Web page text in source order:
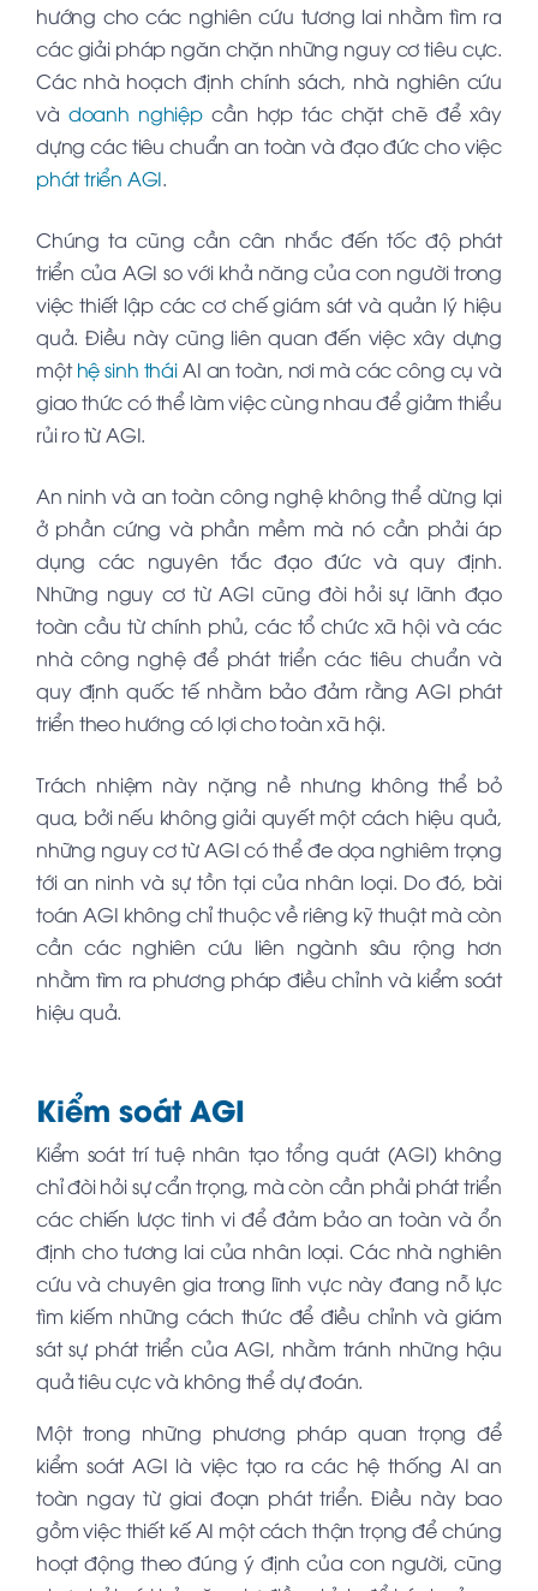
hướng cho các nghiên cứu tương lai nhằm tìm ra
các giải pháp ngăn chặn những nguy cơ tiêu cực.
Các nhà hoạch định chính sách, nhà nghiên cứu
và doanh nghiệpcần hợp tác chặt chẽ để xây
dựng các tiêu chuẩn an toàn và đạo đức cho việc
phát triển AGI.
Chúng ta cũng cần cân nhắc đến tốc độ phát
triển của AGI so với khả năng của con người trong
việc thiết lập các cơ chế giám sát và quản lý hiệu
quả. Điều này cũng liên quan đến việc xây dựng
mộthệ sinh tháiAI an toàn, nơi mà các công cụ và
giao thức có thể làm việc cùng nhau để giảm thiểu
rủi ro từ AGI.
An ninh và an toàn công nghệ không thể dừng lại
ở phần cứng và phần mềm mà nó cần phải áp
dụng các nguyên tắc đạo đức và quy định.
Những nguy cơ từ AGI cũng đòi hỏi sự lãnh đạo
toàn cầu từ chính phủ, các tổ chức xã hội và các
nhà công nghệ để phát triển các tiêu chuẩn và
quy định quốc tế nhằm bảo đảm rằng AGI phát
triển theo hướng có lợi cho toàn xã hội.
Trách nhiệm này nặng nề nhưng không thể bỏ
qua, bởi nếu không giải quyết một cách hiệu quả,
những nguy cơ từ AGI có thể đe dọa nghiêm trọng
tới an ninh và sự tồn tại của nhân loại. Do đó, bài
toán AGI không chỉ thuộc về riêng kỹ thuật mà còn
cần các nghiên cứu liên ngành sâu rộng hơn
nhằm tìm ra phương pháp điều chỉnh và kiểm soát
hiệu quả.
Kiểm soát AGI
Kiểm soát trí tuệ nhân tạo tổng quát (AGI) không
chỉ đòi hỏi sự cẩn trọng, mà còn cần phải phát triển
các chiến lược tinh vi để đảm bảo an toàn và ổn
định cho tương lai của nhân loại. Các nhà nghiên
cứu và chuyên gia trong lĩnh vực này đang nỗ lực
tìm kiếm những cách thức để điều chỉnh và giám
sát sự phát triển của AGI, nhằm tránh những hậu
quả tiêu cực và không thể dự đoán.
Một trong những phương pháp quan trọng để
kiểm soát AGI là việc tạo ra các hệ thống AI an
toàn ngay từ giai đoạn phát triển. Điều này bao
gồm việc thiết kế AI một cách thận trọng để chúng
hoạt động theo đúng ý định của con người, cũng